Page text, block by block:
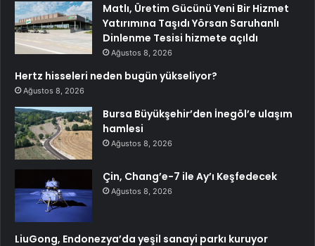
Matlı, Üretim Gücünü Yeni Bir Hizmet
Yatırımına Taşıdı Yörsan Saruhanlı
Dinlenme Tesisi hizmete açıldı
Ağustos 8, 2026
Hertz hisseleri neden bugün yükseliyor?
Ağustos 8, 2026
Bursa Büyükşehir’den İnegöl’e ulaşım
hamlesi
Ağustos 8, 2026
Çin, Chang’e-7 ile Ay’ı Keşfedecek
Ağustos 8, 2026
LiuGong, Endonezya’da yeşil sanayi parkı kuruyor